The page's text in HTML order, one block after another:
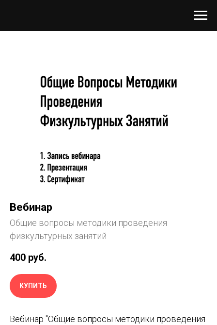
Вебинар
Общие вопросы методики проведения
физкультурных занятий
400 руб.
КУПИТЬ
Вебинар "Общие вопросы методики проведения